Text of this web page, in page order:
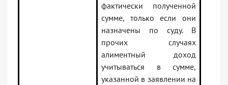
фактически полученной
сумме, только если они
назначены по суду. В
прочих случаях
алиментный доход
учитываться в сумме,
указанной в заявлении на